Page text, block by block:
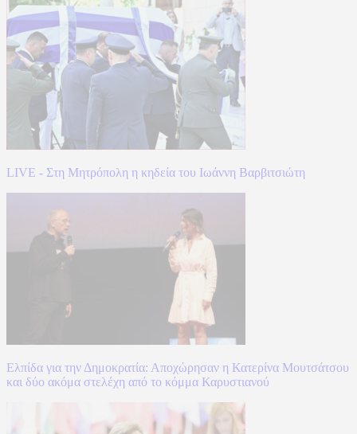
LIVE - Στη Μητρόπολη η κηδεία του Ιωάννη Βαρβιτσιώτη
Ελπίδα για την Δημοκρατία: Αποχώρησαν η Κατερίνα Μουτσάτσου
και δύο ακόμα στελέχη από το κόμμα Καρυστιανού